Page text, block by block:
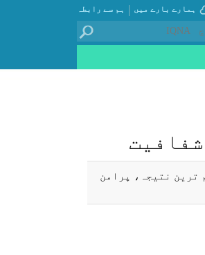
ہم سے رابطہ | ہمارے بارے میں
ترين نتيجہ، پرامن